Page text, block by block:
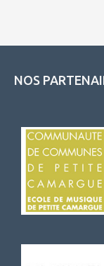
NOS